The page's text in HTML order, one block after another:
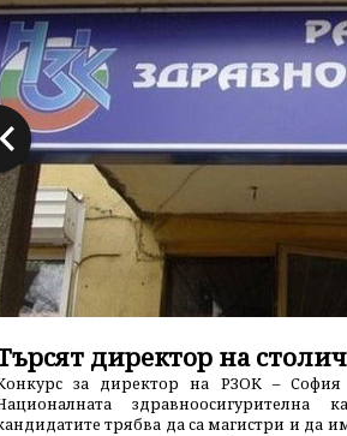
директор на
за директор на РЗОК – София
здравноосигурителна
трябва да са магистри и да